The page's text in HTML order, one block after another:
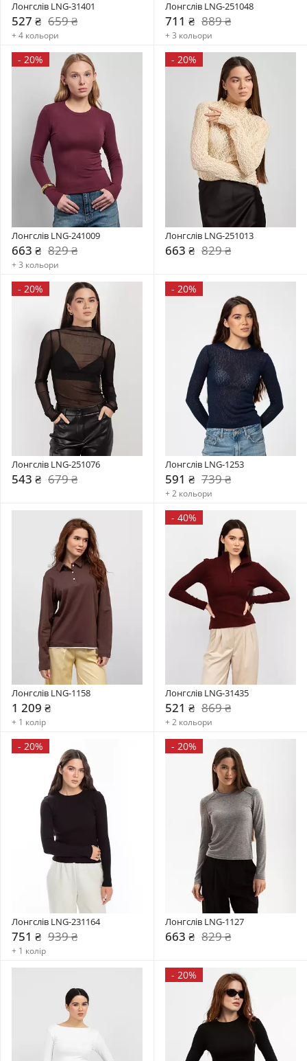
Лонгслів LNG-31401
527 ₴ 659 ₴
+ 4 кольори
Лонгслів LNG-251048
711 ₴ 889 ₴
+ 3 кольори
- 20%
Лонгслів LNG-241009
663 ₴ 829 ₴
+ 3 кольори
- 20%
Лонгслів LNG-251013
663 ₴ 829 ₴
- 20%
Лонгслів LNG-251076
543 ₴ 679 ₴
- 20%
Лонгслів LNG-1253
591 ₴ 739 ₴
+ 2 кольори
Лонгслів LNG-1158
1 209 ₴
+ 1 колір
- 40%
Лонгслів LNG-31435
521 ₴ 869 ₴
+ 2 кольори
- 20%
Лонгслів LNG-231164
751 ₴ 939 ₴
+ 1 колір
- 20%
Лонгслів LNG-1127
663 ₴ 829 ₴
- 20%